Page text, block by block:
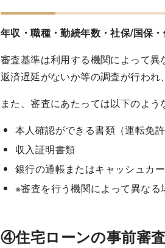
年収・職種・勤続年数・社保/国保
審査基準は利用する機関によって
返済遅延がないか等の調査が行われ
また、審査にあたっては以下のよう
本人確認ができる書類（運転免
収入証明書類
銀行の通帳またはキャッシュカ
※審査を行う機関によって異なる
④住宅ローンの事前審